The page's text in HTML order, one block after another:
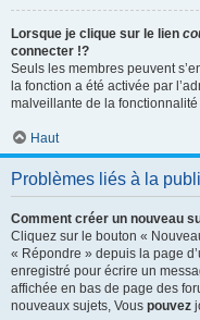
Lorsque je clique sur le lien
connecter !?
Seuls les membres peuvent
la fonction a été activée par
malveillante de la
Haut
Problèmes liés à la
Comment créer un nouveau
Cliquez sur le bouton «
« Répondre » depuis la page
enregistré pour écrire un
affichée en bas de page des
nouveaux sujets, Vous pouvez